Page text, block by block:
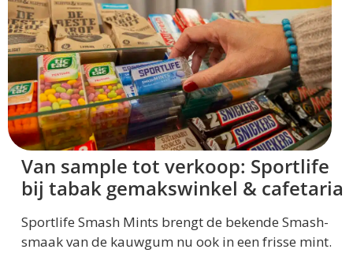
Van sample tot verkoop: Sportlife
bij tabak gemakswinkel & cafetaria
Sportlife Smash Mints brengt de bekende Smash-
smaak van de kauwgum nu ook in een frisse mint.